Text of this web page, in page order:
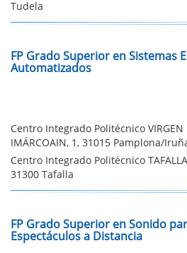
Tudela
FP Grado Superior en Sistemas
Automatizados
Centro Integrado Politécnico VIRGEN
IMÁRCOAIN, 1, 31015 Pamplona/
Centro Integrado Politécnico
31300 Tafalla
FP Grado Superior en Sonido
Espectáculos a Distancia